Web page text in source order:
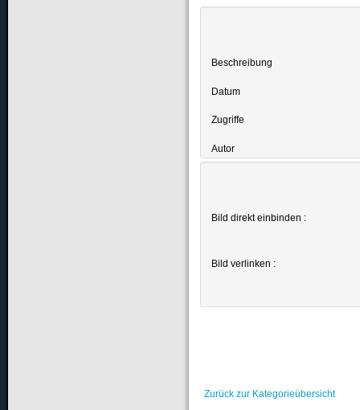
Beschreibung
Datum
Zugriffe
Autor
Bild direkt einbinden :
Bild verlinken :
Zurück zur Kategorieübersicht